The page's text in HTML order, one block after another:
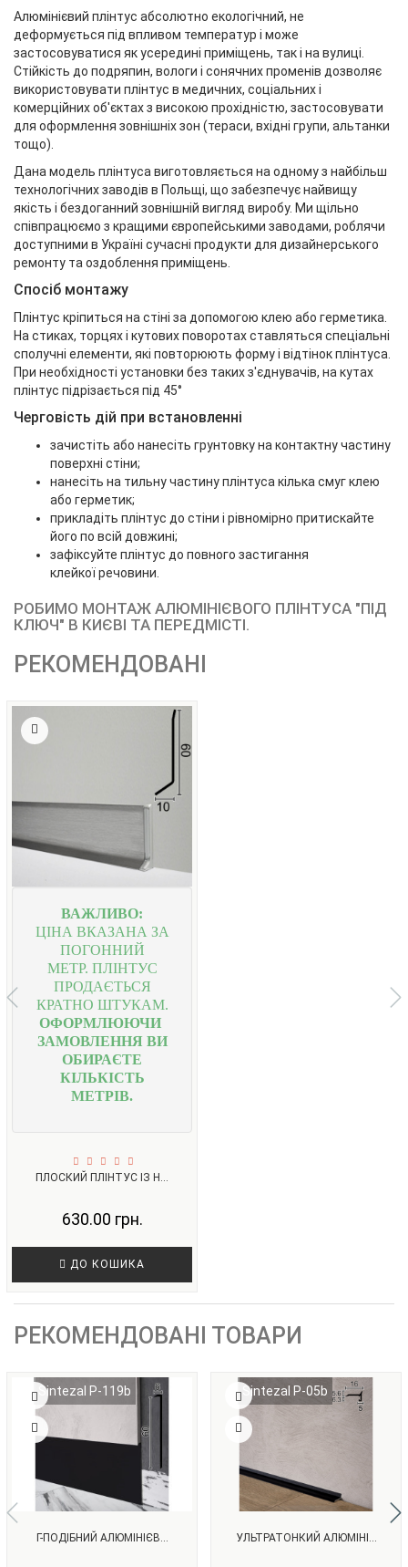
Алюмінієвий плінтус абсолютно екологічний, не
деформується під впливом температур і може
застосовуватися як усередині приміщень, так і на вулиці.
Стійкість до подряпин, вологи і сонячних променів дозволяє
використовувати плінтус в медичних, соціальних і
комерційних об'єктах з високою прохідністю, застосовувати
для оформлення зовнішніх зон (тераси, вхідні групи, альтанки
тощо).
Дана модель плінтуса виготовляється на одному з найбільш
технологічних заводів в Польщі, що забезпечує найвищу
якість і бездоганний зовнішній вигляд виробу. Ми щільно
співпрацюємо з кращими європейськими заводами, роблячи
доступними в Україні сучасні продукти для дизайнерського
ремонту та оздоблення приміщень.
Спосіб монтажу
Плінтус кріпиться на стіні за допомогою клею або герметика.
На стиках, торцях і кутових поворотах ставляться спеціальні
сполучні елементи, які повторюють форму і відтінок плінтуса.
При необхідності установки без таких з'єднувачів, на кутах
плінтус підрізається під 45°
Черговість дій при встановленні
зачистіть або нанесіть грунтовку на контактну частину
поверхні стіни;
нанесіть на тильну частину плінтуса кілька смуг клею
або герметик;
прикладіть плінтус до стіни і рівномірно притискайте
його по всій довжині;
зафіксуйте плінтус до повного застигання
клейкої речовини.
РОБИМО МОНТАЖ АЛЮМІНІЄВОГО ПЛІНТУСА "ПІД
КЛЮЧ" В КИЄВІ ТА ПЕРЕДМІСТІ.
РЕКОМЕНДОВАНІ
ВАЖЛИВО:
ЦІНА ВКАЗАНА ЗА
ПОГОННИЙ
МЕТР. ПЛІНТУС
ПРОДАЄТЬСЯ
КРАТНО ШТУКАМ.
ОФОРМЛЮЮЧИ
ЗАМОВЛЕННЯ ВИ
ОБИРАЄТЕ
КІЛЬКІСТЬ
МЕТРІВ.
ПЛОСКИЙ ПЛІНТУС ІЗ Н...
630.00 грн.
ДО КОШИКА
РЕКОМЕНДОВАНІ ТОВАРИ
Sintezal P-119b
Г-ПОДІБНИЙ АЛЮМІНІЄВ...
Sintezal P-05b
УЛЬТРАТОНКИЙ АЛЮМІНІ...